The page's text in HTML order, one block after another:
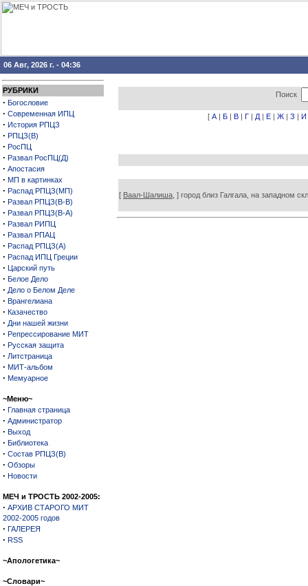
06 Авг, 2026 г. - 04:36
РУБРИКИ
· Богословие
· Современная ИПЦ
· История РПЦЗ
· РПЦЗ(В)
· РосПЦ
· Развал РосПЦ(Д)
· Апостасия
· МП в картинках
· Распад РПЦЗ(МП)
· Развал РПЦЗ(В-В)
· Развал РПЦЗ(В-А)
· Развал РИПЦ
· Развал РПАЦ
· Распад РПЦЗ(А)
· Распад ИПЦ Греции
· Царский путь
· Белое Дело
· Дело о Белом Деле
· Врангелиана
· Казачество
· Дни нашей жизни
· Репрессирование МИТ
· Русская защита
· Литстраница
· МИТ-альбом
· Мемуарное
~Меню~
· Главная страница
· Администратор
· Выход
· Библиотека
· Состав РПЦЗ(В)
· Обзоры
· Новости
МЕЧ и ТРОСТЬ 2002-2005:
· АРХИВ СТАРОГО МИТ
2002-2005 годов
· ГАЛЕРЕЯ
· RSS
~Апологетика~
~Словари~
Поиск
[ А | Б | В | Г | Д | Е | Ж | З | И
[ Ваал-Шалиша, ] город близ Галгала, на западном